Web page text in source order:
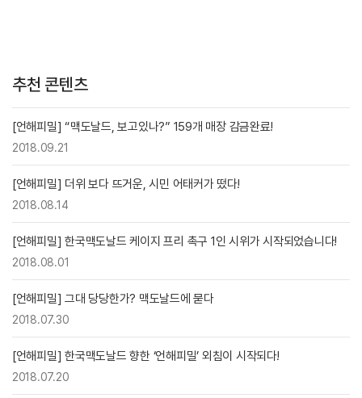
추천 콘텐츠
[언해피밀] “맥도날드, 보고있나?” 159개 매장 감금완료!
2018.09.21
[언해피밀] 더위 보다 뜨거운, 시민 어태커가 떴다!
2018.08.14
[언해피밀] 한국맥도날드 케이지 프리 촉구 1인 시위가 시작되었습니다!
2018.08.01
[언해피밀] 그대 당당한가? 맥도날드에 묻다
2018.07.30
[언해피밀] 한국맥도날드 향한 ‘언해피밀’ 외침이 시작되다!
2018.07.20